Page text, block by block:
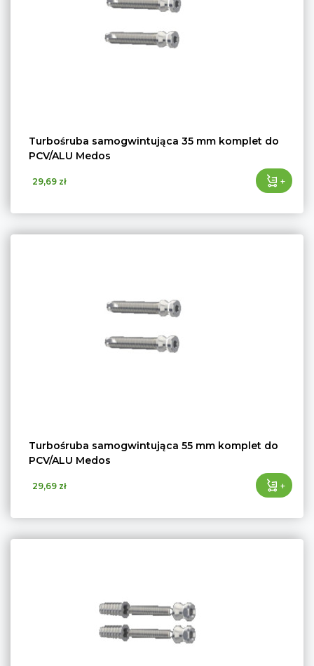
Turbośruba samogwintująca 35 mm komplet do
PCV/ALU Medos
29,69 zł +
Turbośruba samogwintująca 55 mm komplet do
PCV/ALU Medos
29,69 zł +